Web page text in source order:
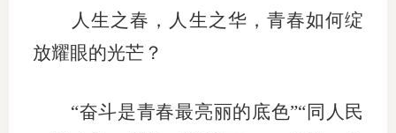
人生之春，人生之华，青春如何绽
放耀眼的光芒？
“奋斗是青春最亮丽的底色”“同人民